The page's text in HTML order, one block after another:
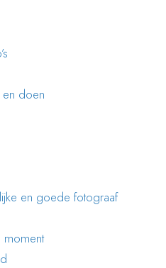
en doen
en goede fotograaf